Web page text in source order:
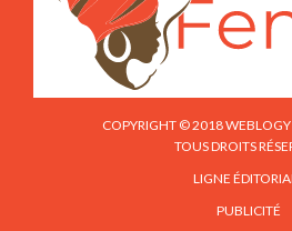
COPYRIGHT © 2018
TOUS DROITS
LIGNE
PUBLICITÉ